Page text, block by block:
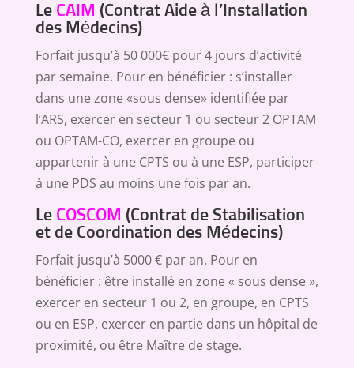
Le CAIM (Contrat Aide à l’Installation
des Médecins)
Forfait jusqu’à 50 000€ pour 4 jours d’activité
par semaine. Pour en bénéficier : s’installer
dans une zone «sous dense» identifiée par
l’ARS, exercer en secteur 1 ou secteur 2 OPTAM
ou OPTAM-CO, exercer en groupe ou
appartenir à une CPTS ou à une ESP, participer
à une PDS au moins une fois par an.
Le COSCOM (Contrat de Stabilisation
et de Coordination des Médecins)
Forfait jusqu’à 5000 € par an. Pour en
bénéficier : être installé en zone « sous dense »,
exercer en secteur 1 ou 2, en groupe, en CPTS
ou en ESP, exercer en partie dans un hôpital de
proximité, ou être Maître de stage.